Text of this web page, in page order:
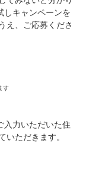
しキャンペーンを
え、ご応募くださ
す
入力いただいた住
いただきます。
ォロー